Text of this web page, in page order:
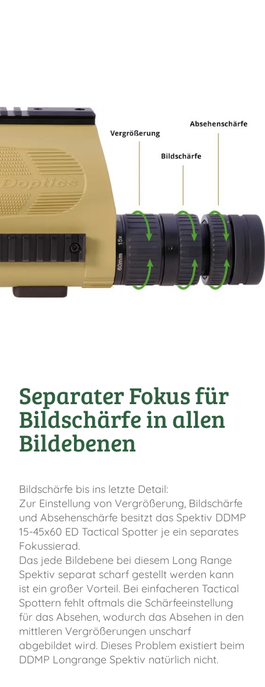
Separater Fokus für
Bildschärfe in allen
Bildebenen
Bildschärfe bis ins letzte Detail:
Zur Einstellung von Vergrößerung, Bildschärfe
und Absehenschärfe besitzt das Spektiv DDMP
15-45x60 ED Tactical Spotter je ein separates
Fokussierad.
Das jede Bildebene bei diesem Long Range
Spektiv separat scharf gestellt werden kann
ist ein großer Vorteil. Bei einfacheren Tactical
Spottern fehlt oftmals die Schärfeeinstellung
für das Absehen, wodurch das Absehen in den
mittleren Vergrößerungen unscharf
abgebildet wird. Dieses Problem existiert beim
DDMP Longrange Spektiv natürlich nicht.